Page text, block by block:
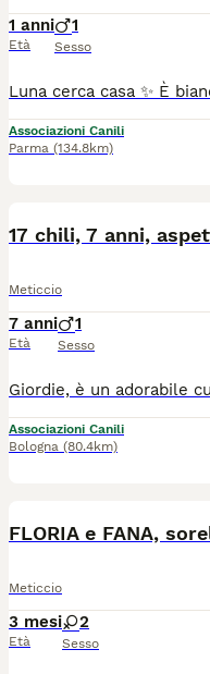
1 anni
Età
1
Sesso
Associazioni Canili
Parma (134.8km)
17 chili, 7 anni,
Meticcio
7 anni
Età
1
Sesso
Associazioni Canili
Bologna (80.4km)
Meticcio
3 mesi
Età
2
Sesso